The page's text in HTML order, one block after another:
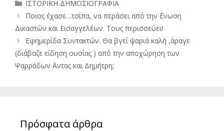
ΙΣΤΟΡΙΚΗ ΔΗΜΟΣΙΟΓΡΑΦΙΑ
Ποιος έχασε…τσίπα, να περάσει από την ΄Ενωση
Δικαστών και Εισαγγελέων. Τους περισσεύει!
Εφημερίδα Συντακτών. Θα βγεί ψαριά καλή ,άραγε
(διάβαζε είδηση ουσίας ) από την αποχώρηση των
Ψαρράδων ΄Αντας και Δημήτρη;
Πρόσφατα άρθρα